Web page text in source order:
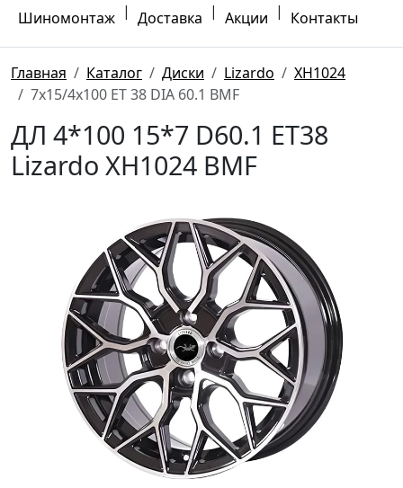
Шиномонтаж | Доставка | Акции | Контакты
Главная Каталог Диски Lizardo
XH1024
7x15/4x100 ET 38 DIA 60.1 BMF
ДЛ 4*100 15*7 D60.1 ET38
Lizardo XH1024 BMF